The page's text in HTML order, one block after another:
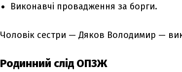
Виконавчі провадження за борги.
Чоловік сестри — Дяков Володимир —
Родинний слід ОПЗЖ